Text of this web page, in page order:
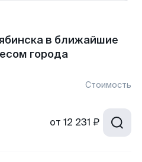
в ближайшие
города
Стоимость
от 12 231 ₽